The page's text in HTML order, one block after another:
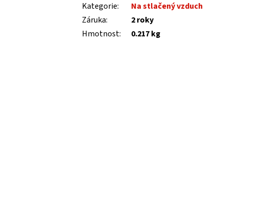
Kategorie:
Na stlačený vzduch
Záruka:
2 roky
Hmotnost: 0.217 kg